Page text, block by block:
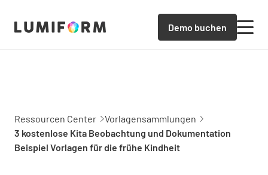
Demo buchen
Ressourcen Center
Vorlagensammlungen
3 kostenlose Kita Beobachtung und Dokumentation
Beispiel Vorlagen für die frühe Kindheit